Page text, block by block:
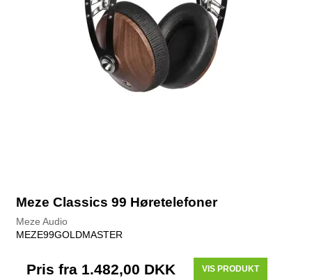
Meze Classics 99 Høretelefoner
Meze Audio
MEZE99GOLDMASTER
Pris fra 1.482,00 DKK VIS PRODUKT